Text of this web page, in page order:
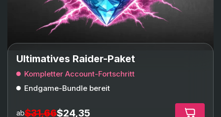
Ultimatives Raider-Paket
Kompletter Account-Fortschritt
Endgame-Bundle bereit
ab$31,66$24,35